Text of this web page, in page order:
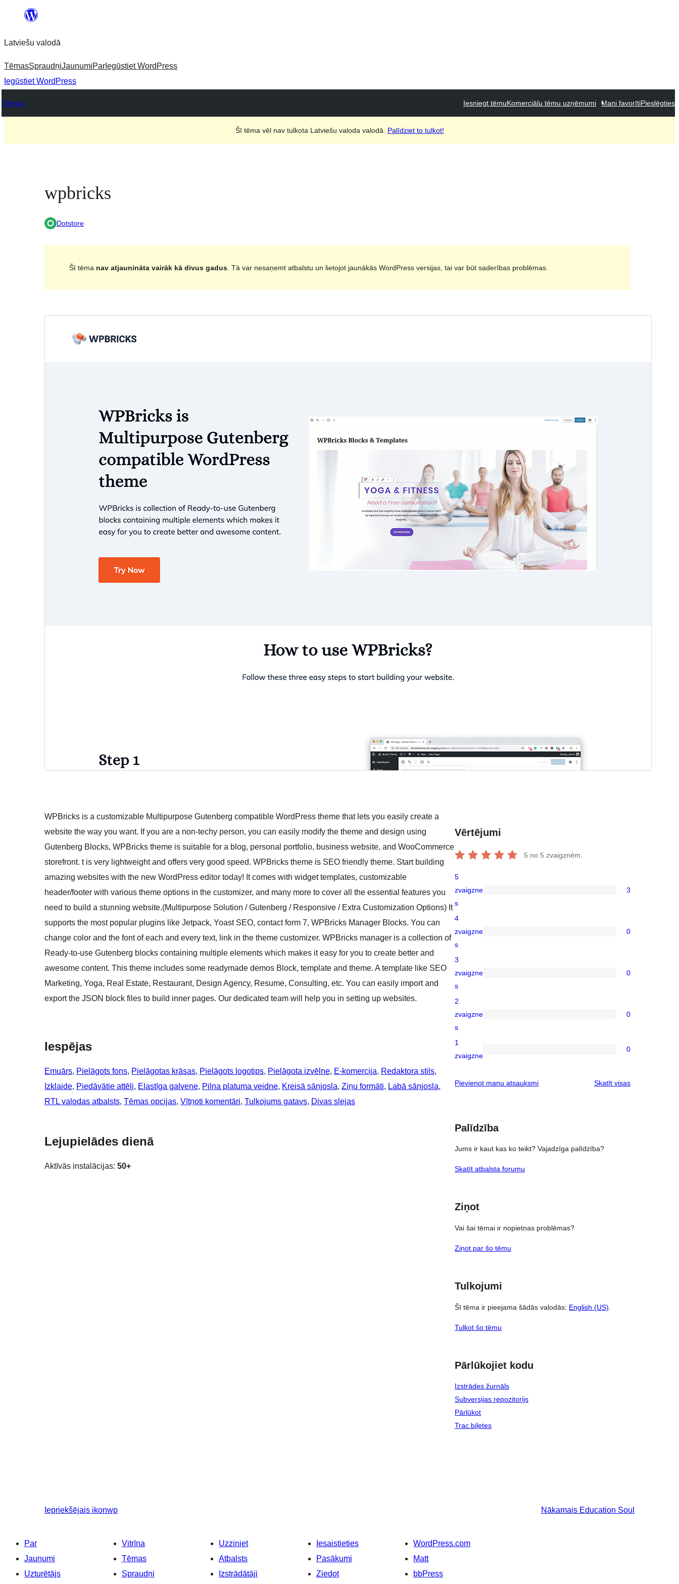
Pāriet
saturu
Latviešu valodā
TēmasSpraudņiJaunumiPar Iegūstiet WordPress
Iegūstiet WordPress
Tēmas Iesniegt tēmuKomerciālu tēmu uzņēmumi Mani favorītiPieslēgties
Šī tēma vēl nav tulkota Latviešu valoda valodā. Palīdziet to tulkot!
wpbricks
Dotstore
Šī tēma nav atjaunināta vairāk kā divus gadus. Tā var nesaņemt atbalstu un lietojot jaunākās WordPress versijas, tai var būt saderības problēmas.
WPBricks is a customizable Multipurpose Gutenberg compatible WordPress theme that lets you easily create a
website the way you want. If you are a non-techy person, you can easily modify the theme and design using
Gutenberg Blocks, WPBricks theme is suitable for a blog, personal portfolio, business website, and WooCommerce
storefront. t is very lightweight and offers very good speed. WPBricks theme is SEO friendly theme. Start building
amazing websites with the new WordPress editor today! It comes with widget templates, customizable
header/footer with various theme options in the customizer, and many more to cover all the essential features you
need to build a stunning website.(Multipurpose Solution / Gutenberg / Responsive / Extra Customization Options) It
supports the most popular plugins like Jetpack, Yoast SEO, contact form 7, WPBricks Manager Blocks. You can
change color and the font of each and every text, link in the theme customizer. WPBricks manager is a collection of
Ready-to-use Gutenberg blocks containing multiple elements which makes it easy for you to create better and
awesome content. This theme includes some readymade demos Block, template and theme. A template like SEO
Marketing, Yoga, Real Estate, Restaurant, Design Agency, Resume, Consulting, etc. You can easily import and
export the JSON block files to build inner pages. Our dedicated team will help you in setting up websites.
Iespējas
Emuārs, Pielāgots fons, Pielāgotas krāsas, Pielāgots logotips, Pielāgota izvēlne, E-komercija, Redaktora stils
Izklaide, Piedāvātie attēli, Elastīga galvene, Pilna platuma veidne, Kreisā sānjosla, Ziņu formāti, Labā sānjosla
RTL valodas atbalsts, Tēmas opcijas, Vītņoti komentāri, Tulkojums gatavs, Divas slejas
Lejupielādes dienā
Aktīvās instalācijas: 50+
Vērtējumi
5 no 5 zvaigznēm.
star
reviews
5
zvaigzne
s
3
star
reviews
4
zvaigzne
s
0
star
reviews
3
zvaigzne
s
0
star
reviews
2
zvaigzne
s
0
0
star
1
zvaigzne
0
Pievienot manu atsauksmi Skatīt visasatsauksmes
Palīdzība
Jums ir kaut kas ko teikt? Vajadzīga palīdzība?
Skatīt atbalsta forumu
Ziņot
Vai šai tēmai ir nopietnas problēmas?
Ziņot par šo tēmu
Tulkojumi
Šī tēma ir pieejama šādās valodās: English (US)
Tulkot šo tēmu
Pārlūkojiet kodu
Izstrādes žurnāls
Subversijas repozitorijs
Pārlūkot
Trac biļetes
Iepriekšējais ikonwp Nākamais Education Soul
Par
Jaunumi
Uzturētājs
Vitrīna
Tēmas
Spraudņi
Uzziniet
Atbalsts
Izstrādātāji
Iesaistieties
Pasākumi
Ziedot
WordPress.com
Matt
bbPress